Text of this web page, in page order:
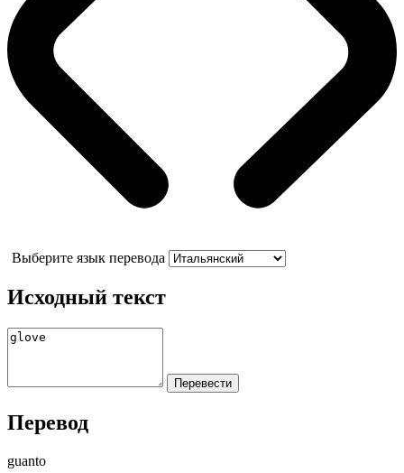
Выберите язык перевода
Исходный текст
Перевод
guanto